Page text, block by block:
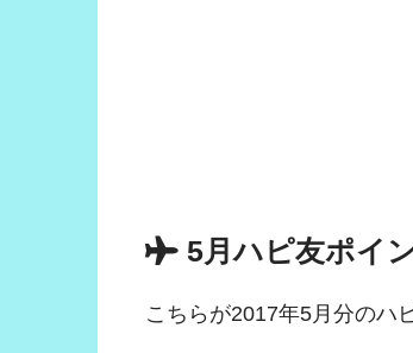
5月ハピ友ポイ
こちらが2017年5月分のハ